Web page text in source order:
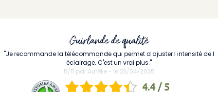
Guirlande de qualité
"Je recommande la télécommande qui permet d ajuster l intensité de l
éclairage. C'est un vrai plus."
5/5 par Aurélie - le 23/04/2025
4.4 / 5